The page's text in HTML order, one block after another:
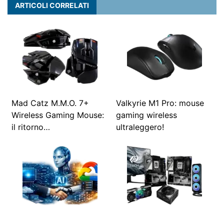
ARTICOLI CORRELATI
Mad Catz M.M.O. 7+
Wireless Gaming Mouse:
il ritorno…
Valkyrie M1 Pro: mouse
gaming wireless
ultraleggero!